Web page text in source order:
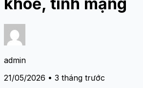
khoẻ, tính mạng
admin
21/05/2026 • 3 tháng trước